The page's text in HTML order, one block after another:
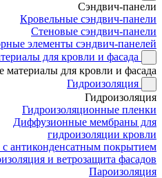
Сэндвич-панели
Кровельные сэндвич-панели
Стеновые сэндвич-панели
элементы сэндвич-панелей
для кровли и фасада
материалы для кровли и фасада
Гидроизоляция
Гидроизоляция
Гидроизоляционные пленки
Диффузионные мембраны для
гидроизоляции кровли
антиконденсатным покрытием
и ветрозащита фасадов
Пароизоляция